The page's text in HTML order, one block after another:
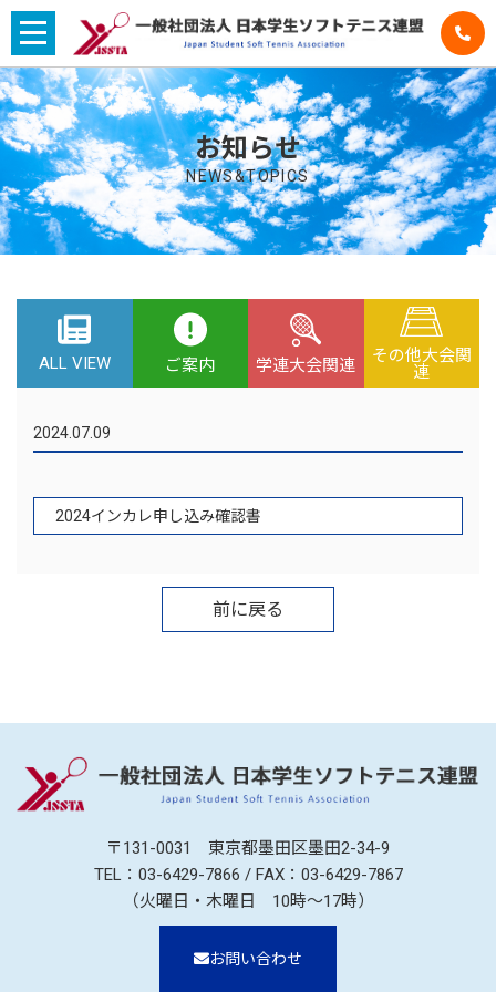
お知らせ
NEWS&TOPICS
ALL VIEW ご案内 学連大会関連
その他大会関
連
2024.07.09
2024インカレ申し込み確認書
前に戻る
〒131-0031 東京都墨田区墨田2-34-9
TEL： 03-6429-7866 / FAX：03-6429-7867
（火曜日・木曜日 10時～17時）
お問い合わせ